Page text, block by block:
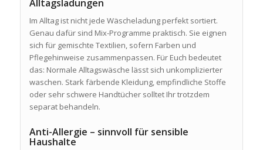
Alltagsladungen
Im Alltag ist nicht jede Wäscheladung perfekt sortiert.
Genau dafür sind Mix-Programme praktisch. Sie eignen
sich für gemischte Textilien, sofern Farben und
Pflegehinweise zusammenpassen. Für Euch bedeutet
das: Normale Alltagswäsche lässt sich unkomplizierter
waschen. Stark färbende Kleidung, empfindliche Stoffe
oder sehr schwere Handtücher solltet Ihr trotzdem
separat behandeln.
Anti-Allergie – sinnvoll für sensible
Haushalte